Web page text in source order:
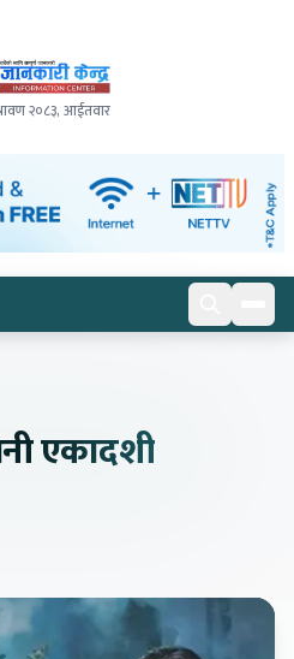
२०८३, आईतवार
एकादशी